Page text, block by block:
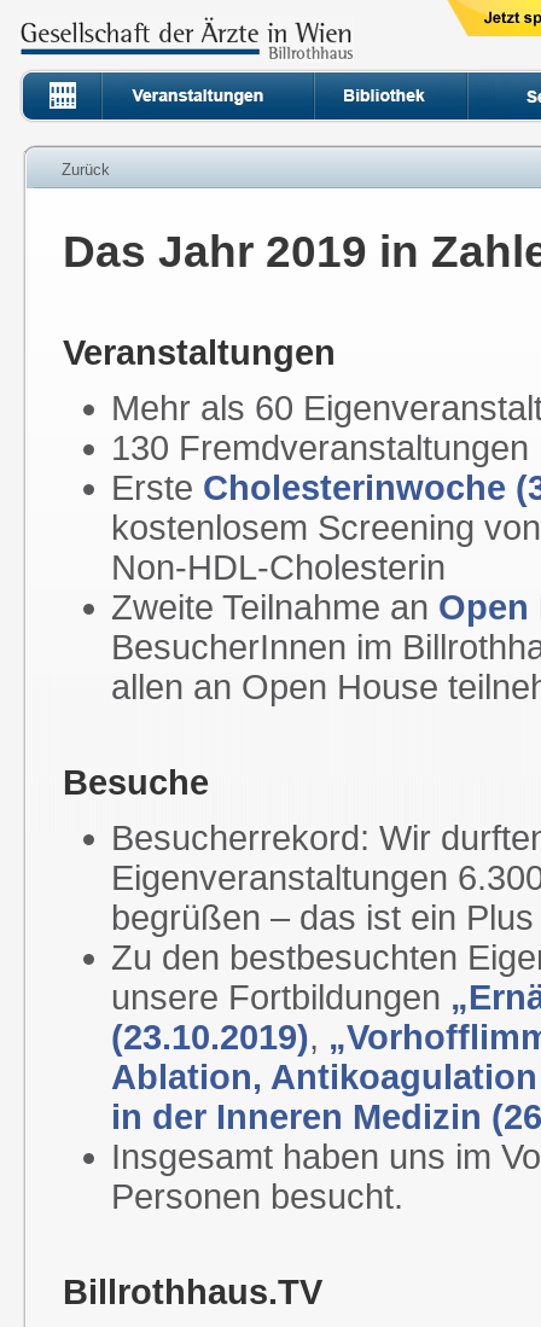
Zurück
Das Jahr 2019 in
Veranstaltungen
Mehr als 60
130 Fremdveranstaltungen
Erste Cholesterinwoche
kostenlosem Screening
Non-HDL-Cholesterin
Zweite Teilnahme an Open
BesucherInnen im
allen an Open House
Besuche
Besucherrekord: Wir
Eigenveranstaltungen
begrüßen – das ist ein
Zu den bestbesuchten
unsere Fortbildungen
(23.10.2019),
Ablation, Antikoagulation
in der Inneren Medizin
Insgesamt haben uns im
Personen besucht.
Billrothhaus.TV